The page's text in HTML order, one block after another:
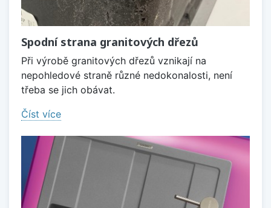
Spodní strana granitových dřezů
Při výrobě granitových dřezů vznikají na
nepohledové straně různé nedokonalosti, není
třeba se jich obávat.
Číst více